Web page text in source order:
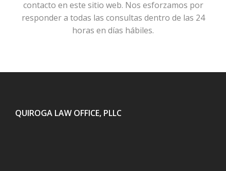
contacto en este sitio web. Nos esforzamos por
responder a todas las consultas dentro de las 24
horas en días hábiles.
QUIROGA LAW OFFICE, PLLC